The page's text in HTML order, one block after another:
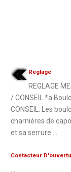
Reglage
REGLAGE
/ CONSEIL *a
CONSEIL: Les
charnières de
et sa serrure ...
Contacteur